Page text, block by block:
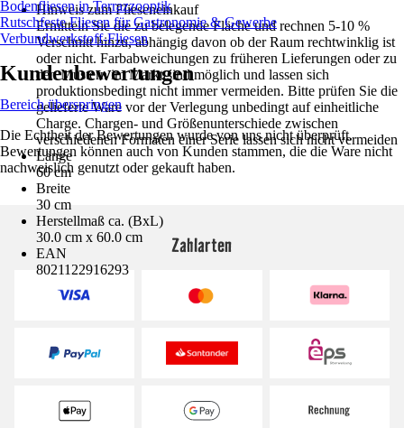
Hinweis zum Flieseneinkauf
Ermitteln Sie die zu belegende Fläche und rechnen 5-10 %
Verschnitt hinzu, abhängig davon ob der Raum rechtwinklig ist
oder nicht. Farbabweichungen zu früheren Lieferungen oder zu
den Mustern im Markt sind möglich und lassen sich
produktionsbedingt nicht immer vermeiden. Bitte prüfen Sie die
gelieferte Ware vor der Verlegung unbedingt auf einheitliche
Charge. Chargen- und Größenunterschiede zwischen
verschiedenen Formaten einer Serie lassen sich nicht vermeiden
Länge
60 cm
Breite
30 cm
Herstellmaß ca. (BxL)
30.0 cm x 60.0 cm
EAN
8021122916293
Bodenfliesen in Terrazzooptik
Rutschfeste Fliesen für Gastronomie & Gewerbe
Verbundwerkstoff-Fliesen
Kundenbewertungen
Bereich überspringen
Die Echtheit der Bewertungen wurde von uns nicht überprüft.
Bewertungen können auch von Kunden stammen, die die Ware nicht
nachweislich genutzt oder gekauft haben.
Zahlarten